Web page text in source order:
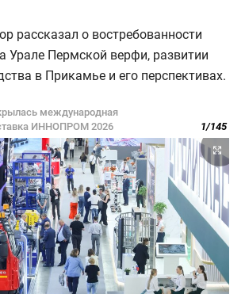
рассказал о востребованности
Урале Пермской верфи, развитии
в Прикамье и его перспективах.
международная
ИННОПРОМ 2026
1/145